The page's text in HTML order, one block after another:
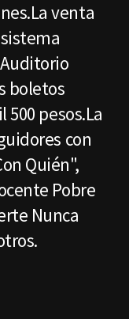
venta
boletos
500 pesos.La
con
Quién",
Pobre
Nunca